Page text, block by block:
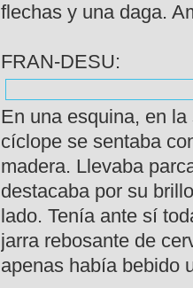
flechas y una daga.
FRAN-DESU:
En una esquina, en
cíclope se sentaba
madera. Llevaba
destacaba por su
lado. Tenía ante sí
jarra rebosante de
apenas había bebido